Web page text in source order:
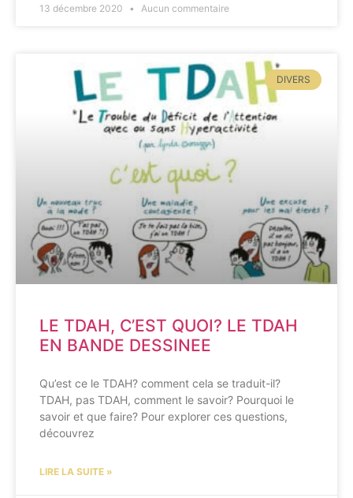
13 décembre 2020 Aucun commentaire
DIVERS
LE TDAH, C’EST QUOI? LE TDAH
EN BANDE DESSINEE
Qu’est ce le TDAH? comment cela se traduit-il?
TDAH, pas TDAH, comment le savoir? Pourquoi le
savoir et que faire? Pour explorer ces questions,
découvrez
LIRE LA SUITE »